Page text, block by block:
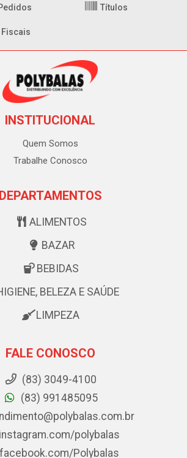
Títulos
Fiscais
INSTITUCIONAL
Quem Somos
Trabalhe Conosco
DEPARTAMENTOS
ALIMENTOS
BAZAR
BEBIDAS
BELEZA E SAÚDE
LIMPEZA
FALE CONOSCO
(83) 3049-4100
(83) 991485095
instagram.com/polybalas
facebook.com/Polybalas